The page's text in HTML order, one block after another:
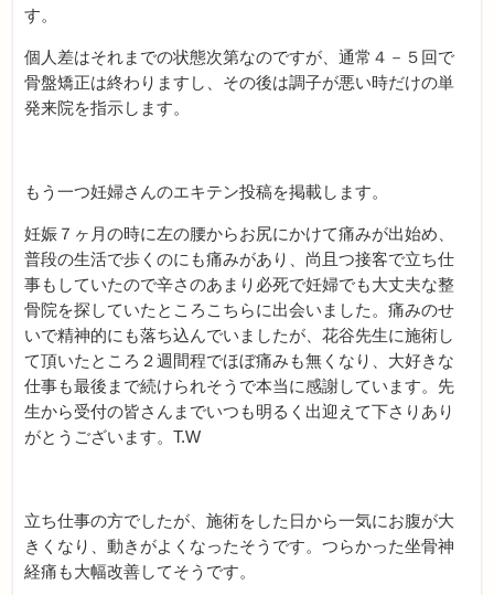
す。
個人差はそれまでの状態次第なのですが、通常４－５回で
骨盤矯正は終わりますし、その後は調子が悪い時だけの単
発来院を指示します。
もう一つ妊婦さんのエキテン投稿を掲載します。
妊娠７ヶ月の時に左の腰からお尻にかけて痛みが出始め、
普段の生活で歩くのにも痛みがあり、尚且つ接客で立ち仕
事もしていたので辛さのあまり必死で妊婦でも大丈夫な整
骨院を探していたところこちらに出会いました。痛みのせ
いで精神的にも落ち込んでいましたが、花谷先生に施術し
て頂いたところ２週間程でほぼ痛みも無くなり、大好きな
仕事も最後まで続けられそうで本当に感謝しています。先
生から受付の皆さんまでいつも明るく出迎えて下さりあり
がとうございます。T.W
立ち仕事の方でしたが、施術をした日から一気にお腹が大
きくなり、動きがよくなったそうです。つらかった坐骨神
経痛も大幅改善してそうです。